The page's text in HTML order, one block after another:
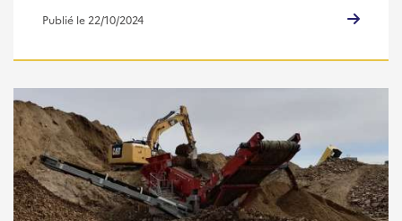
Publié le 22/10/2024